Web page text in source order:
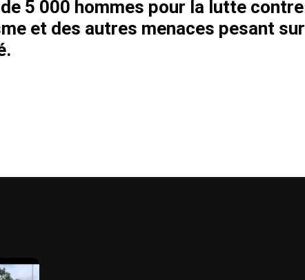
5 000 hommes pour la lutte contre
et des autres menaces pesant sur